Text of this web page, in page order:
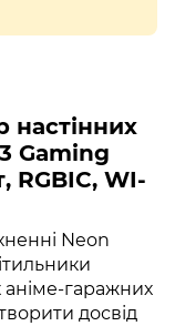
настінних
Gaming
RGBIC, WI-
Neon
аніме-гаражних
досвід